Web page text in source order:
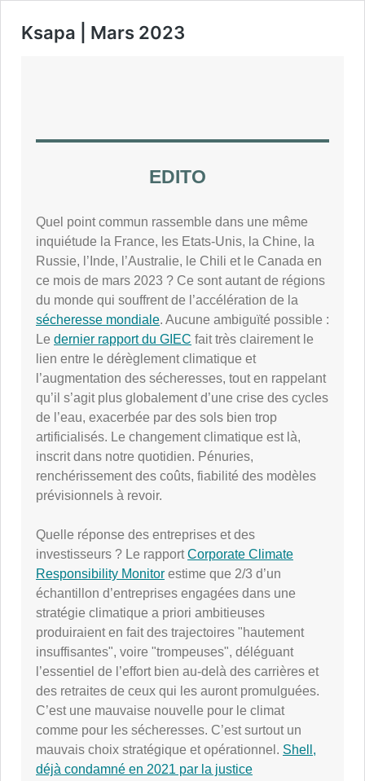
Ksapa | Mars 2023
EDITO
Quel point commun rassemble dans une même
inquiétude la France, les Etats-Unis, la Chine, la
Russie, l’Inde, l’Australie, le Chili et le Canada en
ce mois de mars 2023 ? Ce sont autant de régions
du monde qui souffrent de l’accélération de la
sécheresse mondiale. Aucune ambiguïté possible :
Le dernier rapport du GIEC fait très clairement le
lien entre le dérèglement climatique et
l’augmentation des sécheresses, tout en rappelant
qu’il s’agit plus globalement d’une crise des cycles
de l’eau, exacerbée par des sols bien trop
artificialisés. Le changement climatique est là,
inscrit dans notre quotidien. Pénuries,
renchérissement des coûts, fiabilité des modèles
prévisionnels à revoir.
Quelle réponse des entreprises et des
investisseurs ? Le rapportCorporate Climate
Responsibility Monitor estime que 2/3 d’un
échantillon d’entreprises engagées dans une
stratégie climatique a priori ambitieuses
produiraient en fait des trajectoires "hautement
insuffisantes", voire "trompeuses", déléguant
l’essentiel de l’effort bien au-delà des carrières et
des retraites de ceux qui les auront promulguées.
C’est une mauvaise nouvelle pour le climat
comme pour les sécheresses. C’est surtout un
mauvais choix stratégique et opérationnel. Shell,
déjà condamné en 2021 par la justice